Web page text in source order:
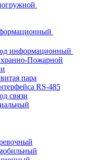
информационный
Пожарной
пара
RS-485
связи